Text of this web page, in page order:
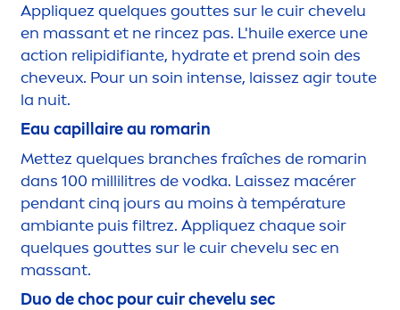
Appliquez quelques gouttes sur le cuir chevelu
en massant et ne rincez pas. L'huile exerce une
action relipidifiante, hydrate et prend soin des
cheveux. Pour un soin intense, laissez agir toute
la nuit.
Eau capillaire au romarin
Mettez quelques branches fraîches de romarin
dans 100 millilitres de vodka. Laissez macérer
pendant cinq jours au moins à température
ambiante puis filtrez. Appliquez chaque soir
quelques gouttes sur le cuir chevelu sec en
massant.
Duo de choc pour cuir chevelu sec